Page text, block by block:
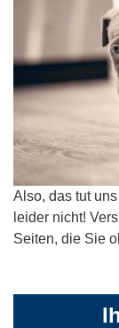
Also, das tut
leider nicht!
Seiten, die Sie